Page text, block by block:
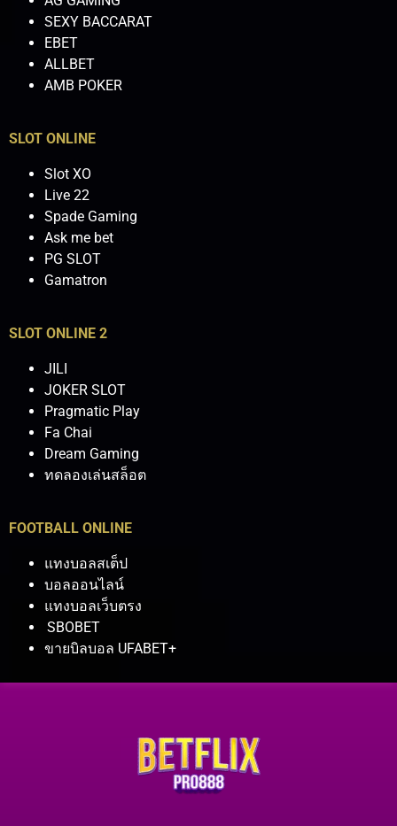
SEXY BACCARAT
EBET
ALLBET
AMB POKER
SLOT ONLINE
Slot XO
Live 22
Spade Gaming
Ask me bet
PG SLOT
Gamatron
SLOT ONLINE 2
JILI
JOKER SLOT
Pragmatic Play
Fa Chai
Dream Gaming
ทดลองเล่นสล็อต
FOOTBALL ONLINE
แทงบอลสเต็ป
บอลออนไลน์
แทงบอลเว็บตรง
SBOBET
ขายบิลบอล UFABET+